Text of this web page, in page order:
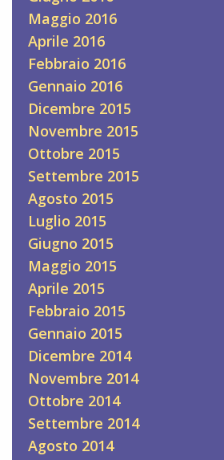
Maggio 2016
Aprile 2016
Febbraio 2016
Gennaio 2016
Dicembre 2015
Novembre 2015
Ottobre 2015
Settembre 2015
Agosto 2015
Luglio 2015
Giugno 2015
Maggio 2015
Aprile 2015
Febbraio 2015
Gennaio 2015
Dicembre 2014
Novembre 2014
Ottobre 2014
Settembre 2014
Agosto 2014